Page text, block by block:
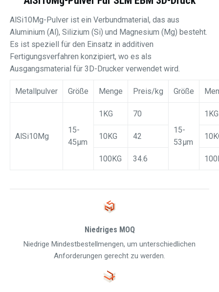
AlSi10Mg-Pulver ist ein Verbundmaterial, das aus
Aluminium (Al), Silizium (Si) und Magnesium (Mg) besteht.
Es ist speziell für den Einsatz in additiven
Fertigungsverfahren konzipiert, wo es als
Ausgangsmaterial für 3D-Drucker verwendet wird.
Metallpulver Größe Menge Preis/kg Größe
AlSi10Mg
15-
45μm
1KG
70
15-
53μm
1KG
10KG 42
100KG 34.6
Niedriges MOQ
Niedrige Mindestbestellmengen, um unterschiedlichen
Anforderungen gerecht zu werden.